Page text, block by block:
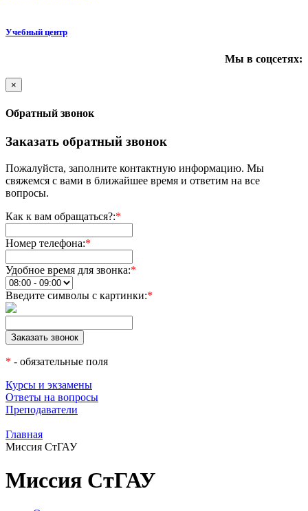
Учебный центр
Мы в соцсетях:
×
Обратный звонок
Заказать обратный звонок
Пожалуйста, заполните контактную информацию. Мы
свяжемся с вами в ближайшее время и ответим на все
вопросы.
Как к вам обращаться?:*
Номер телефона:*
Удобное время для звонка:*
Введите символы с картинки:*
* - обязательные поля
Курсы и экзамены
Ответы на вопросы
Преподаватели
Главная
Миссия СтГАУ
Миссия СтГАУ